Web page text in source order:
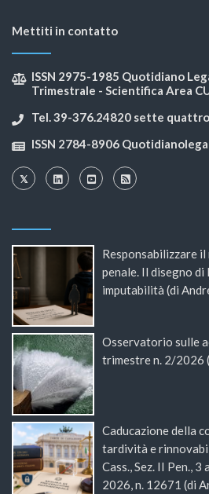
Mettiti in contatto
ISSN 2975-1985 Quotidiano
Trimestrale - Scientifica Area
Tel. 39-376.24820 sette quattro
ISSN 2784-8906
Responsabilizzare
penale. Il disegno
imputabilità (di
Osservatorio sulle
trimestre n. 2/2026
Caducazione della
tardività e
Cass., Sez. II Pen.,
2026, n. 12671 (di